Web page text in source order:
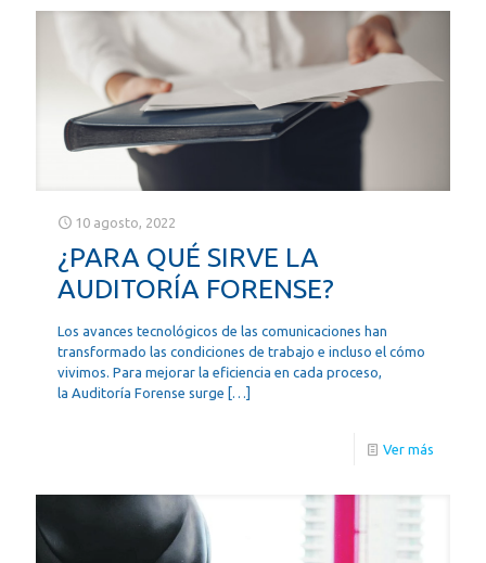
10 agosto, 2022
¿PARA QUÉ SIRVE LA
AUDITORÍA FORENSE?
Los avances tecnológicos de las comunicaciones han
transformado las condiciones de trabajo e incluso el cómo
vivimos. Para mejorar la eficiencia en cada proceso,
la Auditoría Forense surge […]
Ver más